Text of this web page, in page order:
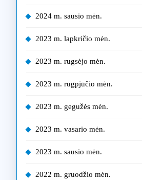
2024 m. sausio mėn.
2023 m. lapkričio mėn.
2023 m. rugsėjo mėn.
2023 m. rugpjūčio mėn.
2023 m. gegužės mėn.
2023 m. vasario mėn.
2023 m. sausio mėn.
2022 m. gruodžio mėn.